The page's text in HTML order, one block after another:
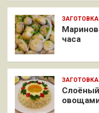
ЗАГОТОВКА
часа
ЗАГОТОВКА